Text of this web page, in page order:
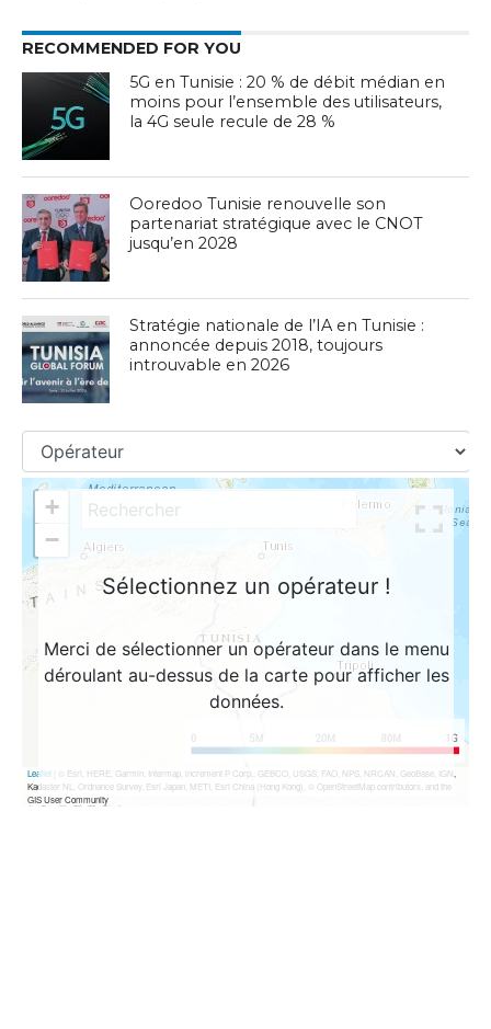
RECOMMENDED FOR YOU
5G en Tunisie : 20 % de débit médian en
moins pour l’ensemble des utilisateurs,
la 4G seule recule de 28 %
Ooredoo Tunisie renouvelle son
partenariat stratégique avec le CNOT
jusqu’en 2028
Stratégie nationale de l’IA en Tunisie :
annoncée depuis 2018, toujours
introuvable en 2026